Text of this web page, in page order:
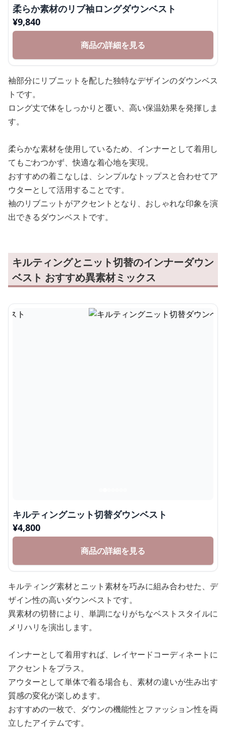
柔らか素材のリブ袖ロングダウンベスト
¥9,840
商品の詳細を見る
袖部分にリブニットを配した独特なデザインのダウンベス
トです。
ロング丈で体をしっかりと覆い、高い保温効果を発揮しま
す。
柔らかな素材を使用しているため、インナーとして着用し
てもごわつかず、快適な着心地を実現。
おすすめの着こなしは、シンプルなトップスと合わせてア
ウターとして活用することです。
袖のリブニットがアクセントとなり、おしゃれな印象を演
出できるダウンベストです。
キルティングとニット切替のインナーダウン
ベスト おすすめ異素材ミックス
キルティングニット切替ダウンベスト
¥4,800
商品の詳細を見る
キルティング素材とニット素材を巧みに組み合わせた、デ
ザイン性の高いダウンベストです。
異素材の切替により、単調になりがちなベストスタイルに
メリハリを演出します。
インナーとして着用すれば、レイヤードコーディネートに
アクセントをプラス。
アウターとして単体で着る場合も、素材の違いが生み出す
質感の変化が楽しめます。
おすすめの一枚で、ダウンの機能性とファッション性を両
立したアイテムです。